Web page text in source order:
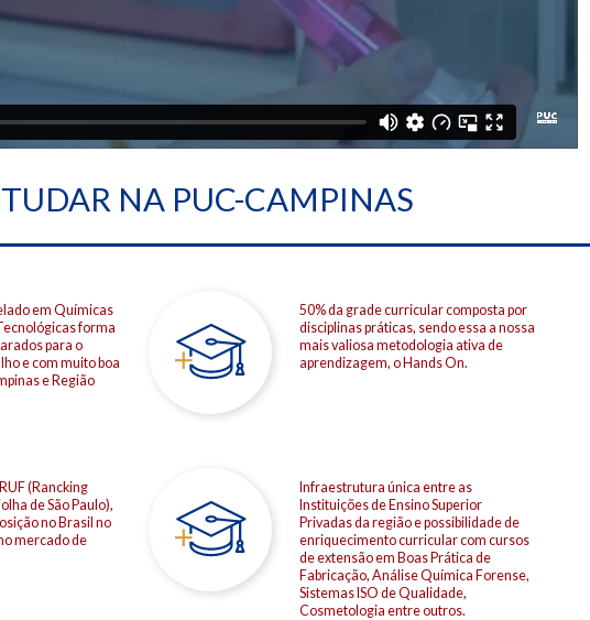
NA PUC-CAMPINAS
em Químicas
forma
para o
e com muito boa
e Região
50% da grade curricular composta por
disciplinas práticas, sendo essa a nossa
mais valiosa metodologia ativa de
aprendizagem, o Hands On.
(Rancking
de São Paulo),
no Brasil no
mercado de
Infraestrutura única entre as
Instituições de Ensino Superior
Privadas da região e possibilidade de
enriquecimento curricular com cursos
de extensão em Boas Prática de
Fabricação, Análise Química Forense,
Sistemas ISO de Qualidade,
Cosmetologia entre outros.